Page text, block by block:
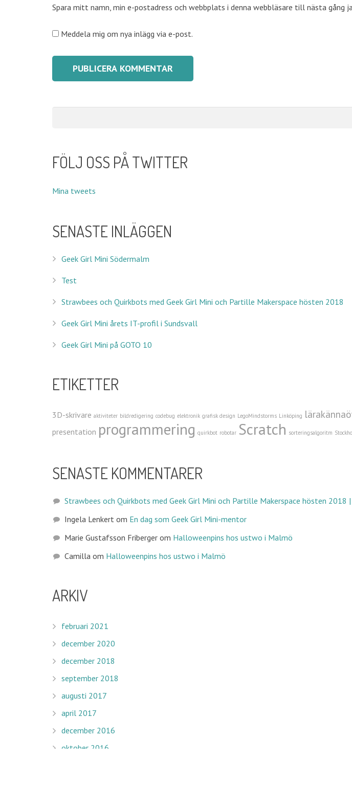
Spara mitt namn, min e-postadress och webbplats i denna webbläsare till nästa gång
Meddela mig om nya inlägg via e-post.
FÖLJ OSS PÅ TWITTER
Mina tweets
SENASTE INLÄGGEN
Geek Girl Mini Södermalm
Test
Strawbees och Quirkbots med Geek Girl Mini och Partille Makerspace hösten 2018
Geek Girl Mini årets IT-profil i Sundsvall
Geek Girl Mini på GOTO 10
ETIKETTER
3D-skrivare aktiviteter bildredigering codebug elektronik grafisk design LegoMindstorms Linköping
presentation programmering quirkbot robotar Scratch sorteringsalgoritm
SENASTE KOMMENTARER
Strawbees och Quirkbots med Geek Girl Mini och Partille Makerspace hösten 2018 |
Ingela Lenkert om En dag som Geek Girl Mini-mentor
Marie Gustafsson Friberger om Halloweenpins hos ustwo i Malmö
Camilla om Halloweenpins hos ustwo i Malmö
ARKIV
februari 2021
december 2020
december 2018
september 2018
augusti 2017
april 2017
december 2016
oktober 2016
Sidan använder cookies för att användarupplevelsen ska bli så bra som möjligt.